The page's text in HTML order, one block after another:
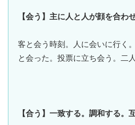
【会う】主に人と人が顔を合わせ
客と会う時刻。人に会いに行く
と会った。投票に立ち会う。二
【合う】一致する。調和する。